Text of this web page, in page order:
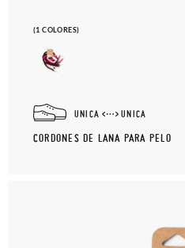
(1 COLORES)
UNICA UNICA
CORDONES DE LANA PARA PELO